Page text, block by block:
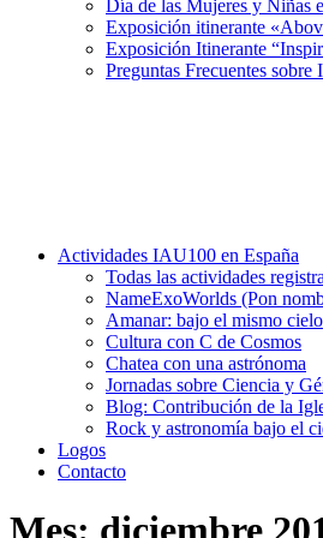
Día de las Mujeres y Niñas
Exposición itinerante
Exposición Itinerante
Preguntas Frecuentes
Actividades IAU100 en España
Todas las actividades
NameExoWorlds (Pon
Amanar: bajo el mismo cielo
Cultura con C de Cosmos
Chatea con una astrónoma
Jornadas sobre Ciencia y
Blog: Contribución de la
Rock y astronomía bajo el
Logos
Contacto